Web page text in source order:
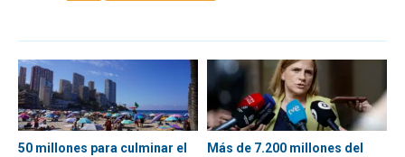
50 millones para culminar el
Más de 7.200 millones del